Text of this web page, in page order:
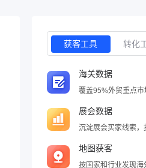
获客工具 转化
海关数据
覆盖95%外贸重点市
展会数据
沉淀展会买家线索，
地图获客
按国家和行业发现海